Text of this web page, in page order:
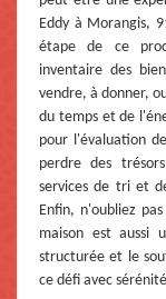
Eddy à Morangis,
étape de ce
inventaire des
vendre, à donner,
du temps et de
pour l'évaluation
perdre des
services de tri et
Enfin, n'oubliez
maison est aussi
structurée et le
ce défi avec